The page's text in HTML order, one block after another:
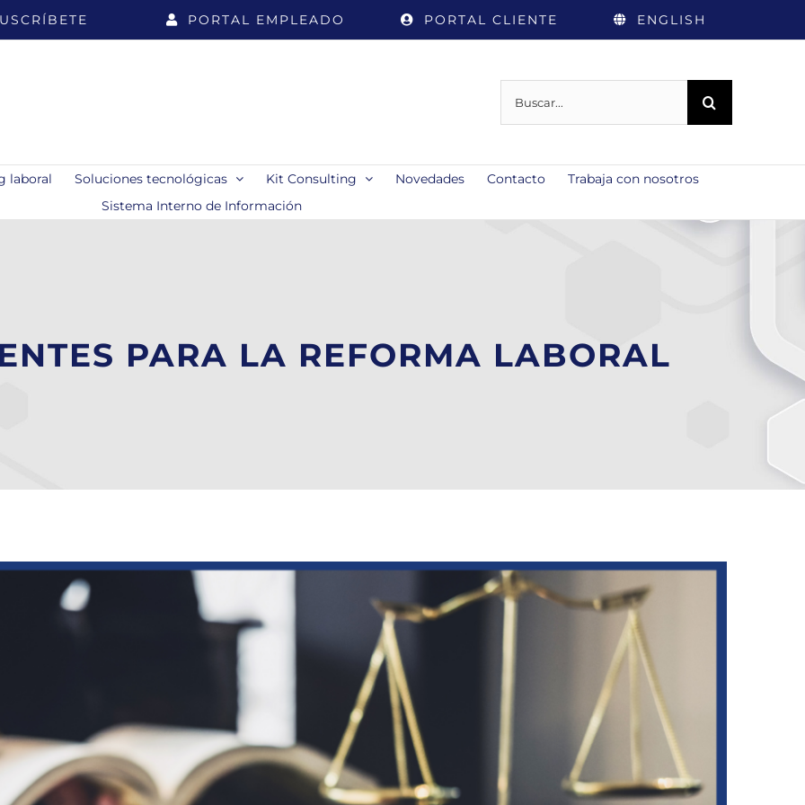
PORTAL EMPLEADO PORTAL CLIENTE ENGLISH
laboral Soluciones tecnológicas Kit Consulting Novedades Contacto
Trabaja con nosotros
Sistema Interno de Información
PARA LA REFORMA LABORAL